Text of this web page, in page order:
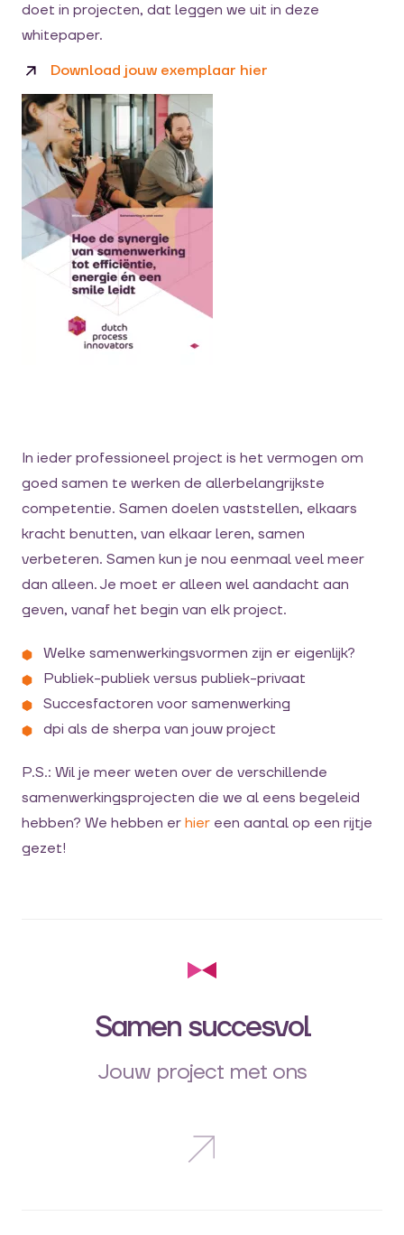
doet in projecten, dat leggen we uit in deze
whitepaper.
Download jouw exemplaar hier
In ieder professioneel project is het vermogen om
goed samen te werken de allerbelangrijkste
competentie. Samen doelen vaststellen, elkaars
kracht benutten, van elkaar leren, samen
verbeteren. Samen kun je nou eenmaal veel meer
dan alleen. Je moet er alleen wel aandacht aan
geven, vanaf het begin van elk project.
Welke samenwerkingsvormen zijn er eigenlijk?
Publiek-publiek versus publiek-privaat
Succesfactoren voor samenwerking
dpi als de sherpa van jouw project
P.S.: Wil je meer weten over de verschillende
samenwerkingsprojecten die we al eens begeleid
hebben? We hebben er hier een aantal op een rijtje
gezet!
Samen succesvol
Jouw project met ons